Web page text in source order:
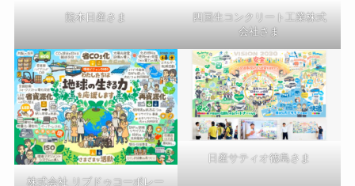
熊本日産さま
四国生コンクリート工業株式
会社さま
株式会社 リブドゥコーポレー
日産サティオ徳島さま